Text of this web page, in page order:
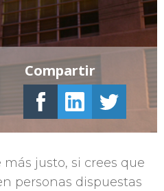
justo, si crees que
personas dispuestas
Compartir